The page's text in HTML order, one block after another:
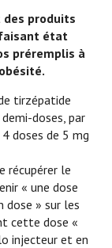
des produits
faisant état
préremplis à
tirzépatide
doses, par
doses de 5 mg
récupérer le
« une dose
dose » sur les
cette dose «
injecteur et en